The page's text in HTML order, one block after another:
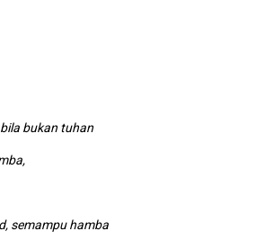
bukan tuhan
semampu hamba